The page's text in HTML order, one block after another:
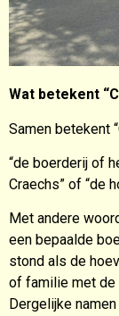
Wat betekent
Samen betekent
“de boerderij of
Craechs” of “de
Met andere
een bepaalde
stond als de
of familie met de
Dergelijke